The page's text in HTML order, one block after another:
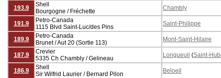
193.9
Shell
Bourgogne / Fréchette
Chambly
191.9
Petro-Canada
1115 Blvd Saint-Luc/des Pins
Saint-Philippe
189.9
Petro-Canada
Brunet / Aut 20 (Sortie 113)
Mont-Saint-Hilaire
187.9
Crevier
5335 Ch Chambly / Gelineau
Longueuil (Saint-
186.9
Shell
Sir Wilfrid Laurier / Bernard Pilon
Beloeil